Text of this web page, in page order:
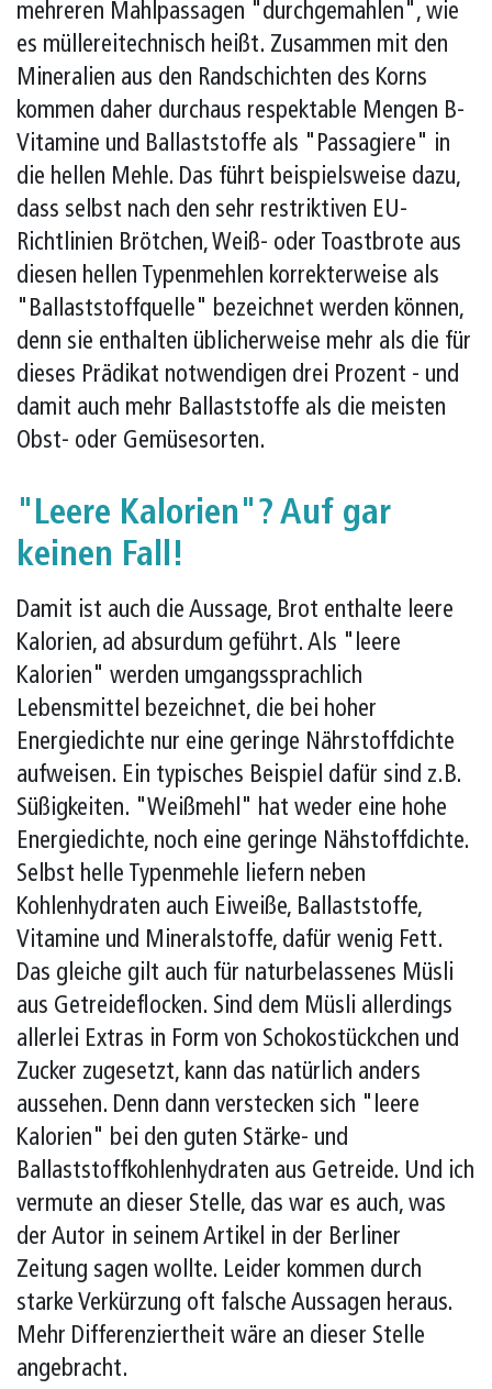
mehreren Mahlpassagen "durchgemahlen", wie
es müllereitechnisch heißt. Zusammen mit den
Mineralien aus den Randschichten des Korns
kommen daher durchaus respektable Mengen B-
Vitamine und Ballaststoffe als "Passagiere" in
die hellen Mehle. Das führt beispielsweise dazu,
dass selbst nach den sehr restriktiven EU-
Richtlinien Brötchen, Weiß- oder Toastbrote aus
diesen hellen Typenmehlen korrekterweise als
"Ballaststoffquelle" bezeichnet werden können,
denn sie enthalten üblicherweise mehr als die für
dieses Prädikat notwendigen drei Prozent - und
damit auch mehr Ballaststoffe als die meisten
Obst- oder Gemüsesorten.
"Leere Kalorien"? Auf gar
keinen Fall!
Damit ist auch die Aussage, Brot enthalte leere
Kalorien, ad absurdum geführt. Als "leere
Kalorien" werden umgangssprachlich
Lebensmittel bezeichnet, die bei hoher
Energiedichte nur eine geringe Nährstoffdichte
aufweisen. Ein typisches Beispiel dafür sind z.B.
Süßigkeiten. "Weißmehl" hat weder eine hohe
Energiedichte, noch eine geringe Nähstoffdichte.
Selbst helle Typenmehle liefern neben
Kohlenhydraten auch Eiweiße, Ballaststoffe,
Vitamine und Mineralstoffe, dafür wenig Fett.
Das gleiche gilt auch für naturbelassenes Müsli
aus Getreideflocken. Sind dem Müsli allerdings
allerlei Extras in Form von Schokostückchen und
Zucker zugesetzt, kann das natürlich anders
aussehen. Denn dann verstecken sich "leere
Kalorien" bei den guten Stärke- und
Ballaststoffkohlenhydraten aus Getreide. Und ich
vermute an dieser Stelle, das war es auch, was
der Autor in seinem Artikel in der Berliner
Zeitung sagen wollte. Leider kommen durch
starke Verkürzung oft falsche Aussagen heraus.
Mehr Differenziertheit wäre an dieser Stelle
angebracht.